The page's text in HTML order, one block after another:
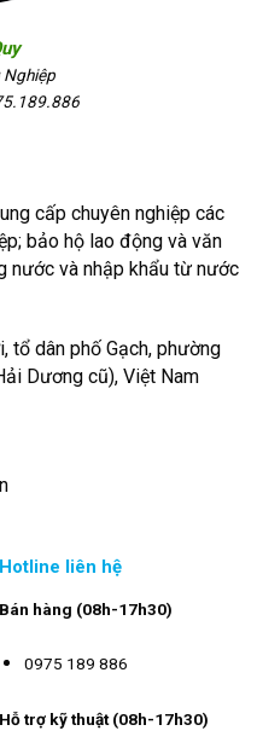
Nghiệp
cấp chuyên nghiệp các
bảo hộ lao động và văn
nước và nhập khẩu từ nước
dân phố Gạch, phường
Dương cũ), Việt Nam
Hotline liên hệ
Bán hàng (08h-17h30)
0975 189 886
Hỗ trợ kỹ thuật (08h-17h30)